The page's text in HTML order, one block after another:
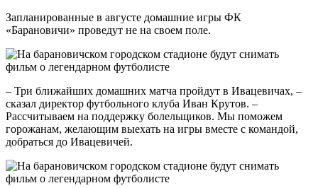
Запланированные в августе домашние игры ФК
«Барановичи» проведут не на своем поле.
– Три ближайших домашних матча пройдут в Ивацевичах, –
сказал директор футбольного клуба Иван Крутов. –
Рассчитываем на поддержку болельщиков. Мы поможем
горожанам, желающим выехать на игры вместе с командой,
добраться до Ивацевичей.